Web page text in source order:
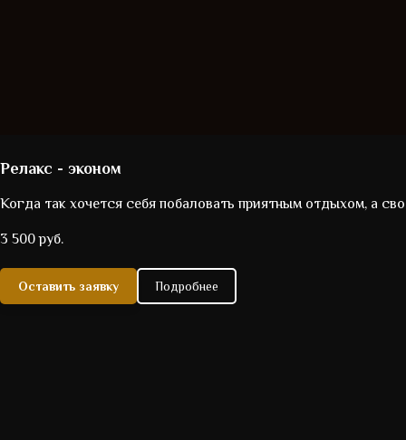
Релакс - эконом
Когда так хочется себя побаловать приятным отдыхом, а
3 500 руб.
Оставить заявку Подробнее